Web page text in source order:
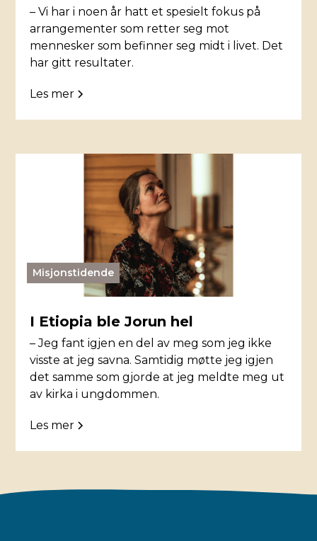
– Vi har i noen år hatt et spesielt fokus på
arrangementer som retter seg mot
mennesker som befinner seg midt i livet. Det
har gitt resultater.
Les mer
Misjonstidende
I Etiopia ble Jorun hel
– Jeg fant igjen en del av meg som jeg ikke
visste at jeg savna. Samtidig møtte jeg igjen
det samme som gjorde at jeg meldte meg ut
av kirka i ungdommen.
Les mer